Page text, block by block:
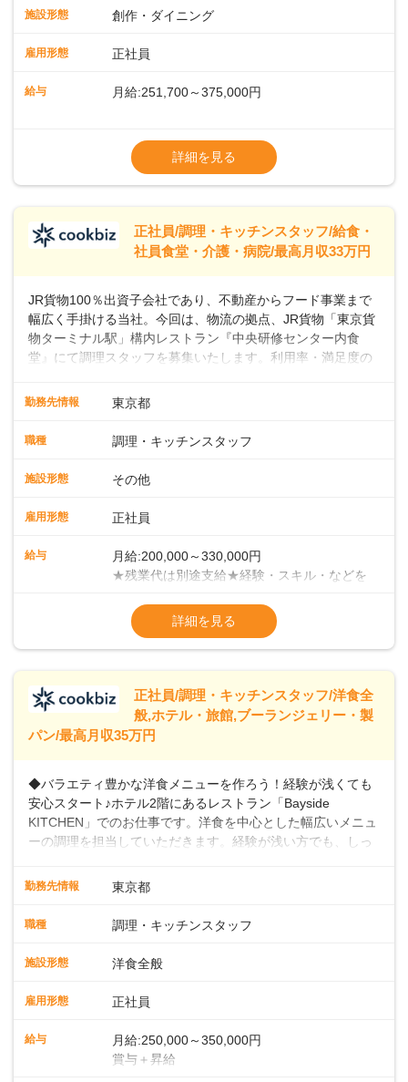
で4880万人がプレイしていると言われ、特にビジネスリーダ
らず、テニスコートがピックルボールコートに改装されるな
たちと一緒に、新しいスタートを切りませんか？あなたのご
施設形態 創作・ダイニング
雇用形態 正社員
給与 月給:251,700～375,000円
▼給与改定（年1回)
▼決算賞与（年1回)
【手当】
▼残業手当（固定残業見合手当43,613円～／
▼深夜勤務手当（22:00〜25%UP）
▼交通費支給（上限月10万円)
詳細を見る
正社員/調理・キッチンスタッフ/給食・
社員食堂・介護・病院/最高月収33万円
JR貨物100％出資子会社であり、不動産からフード事業まで
幅広く手掛ける当社。今回は、物流の拠点、JR貨物「東京貨
物ターミナル駅」構内レストラン『中央研修センター内食
堂』にて調理スタッフを募集いたします。利用率・満足度の
う！＜まずは調理スタッフとして＞入社後、あなたには調理
ます。まずは当店の仕事の流れ・お店のルールを把握してく
す。 ■チームワークがカギ！当店での調理方法は、給食等の
ようにチームで一度に大人数分の調理を手がけていく集団調
理です。メイン・副菜担当、揚げ物担当、ご飯担当、盛り付
＜徐々にマネジメントも学んでください＞業務に慣れてきた
ら、徐々にマネジメント業務をお任せしていきます。パート
ることになりますので、お店を作っていく面白さを味わえま
すよ！＜将来はキャリアアップも＞まずは、1年間での一人立
も可能です。
勤務先情報 東京都
職種 調理・キッチンスタッフ
施設形態 その他
雇用形態 正社員
給与
月給:200,000～330,000円
★残業代は別途支給★経験・スキル・などを
（2023年度実績：3.8ヶ月分支給）★昇給年
1回（55歳まで）＜年収例＞年収380万円／
入社5年／40歳年収400万円／入社3年／48歳
年収460万円／入社7年／51歳
※試用期間3ヶ月あり（給与・待遇変動な
詳細を見る
正社員/調理・キッチンスタッフ/洋食全
般,ホテル・旅館,ブーランジェリー・製
パン/最高月収35万円
◆バラエティ豊かな洋食メニューを作ろう！経験が浅くても
安心スタート♪ホテル2階にあるレストラン「Bayside
KITCHEN」でのお仕事です。洋食を中心とした幅広いメニュ
ーの調理を担当していただきます。経験が浅い方でも、しっ
トできます。経験者は、これまでのスキルを活かして即戦力
うな流れ作業ではなく、一人ひとりが責任を持って料理に取
できます。また、20代・30代の若手や中堅スタッフにどんど
大きな特徴です。 ◆ライブキッチンでお客様を魅了！メニュ
ンを極めたベテラン。朝食・ランチの時間帯に、自家製の焼
きたてパンをメインとしたビュッフェスタイルでお客様をお
勤務先情報 東京都
職種 調理・キッチンスタッフ
施設形態 洋食全般
雇用形態 正社員
給与
月給:250,000～350,000円
賞与＋昇給